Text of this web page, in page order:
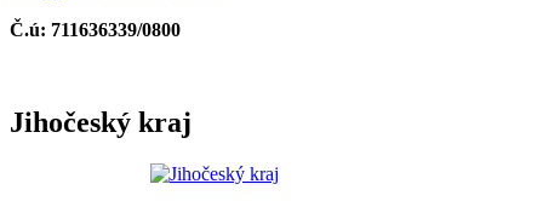
Č.ú: 711636339/0800
Jihočeský kraj